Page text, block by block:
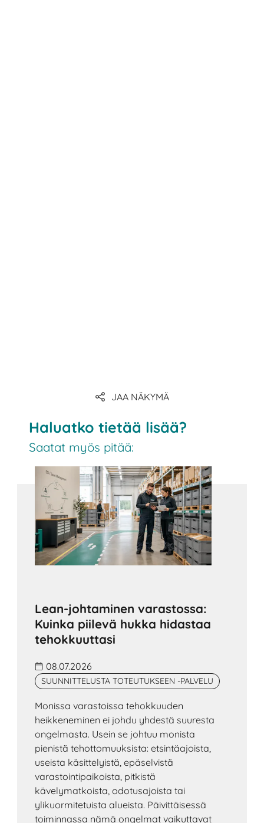
JAA NÄKYMÄ
Haluatko tietää lisää?
Saatat myös pitää:
Lean-johtaminen varastossa:
Kuinka piilevä hukka hidastaa
tehokkuuttasi
08.07.2026
SUUNNITTELUSTA TOTEUTUKSEEN -PALVELU
Monissa varastoissa tehokkuuden
heikkeneminen ei johdu yhdestä suuresta
ongelmasta. Usein se johtuu monista
pienistä tehottomuuksista: etsintäajoista,
useista käsittelyistä, epäselvistä
varastointipaikoista, pitkistä
kävelymatkoista, odotusajoista tai
ylikuormitetuista alueista. Päivittäisessä
toiminnassa nämä ongelmat vaikuttavat